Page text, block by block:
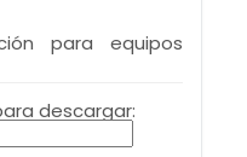
para equipos
descargar: